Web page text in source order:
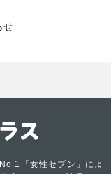
せ
「女性セブン」によ